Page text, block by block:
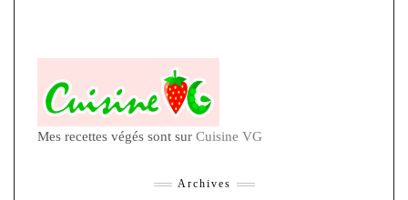
Mes recettes végés sont sur Cuisine VG
Archives